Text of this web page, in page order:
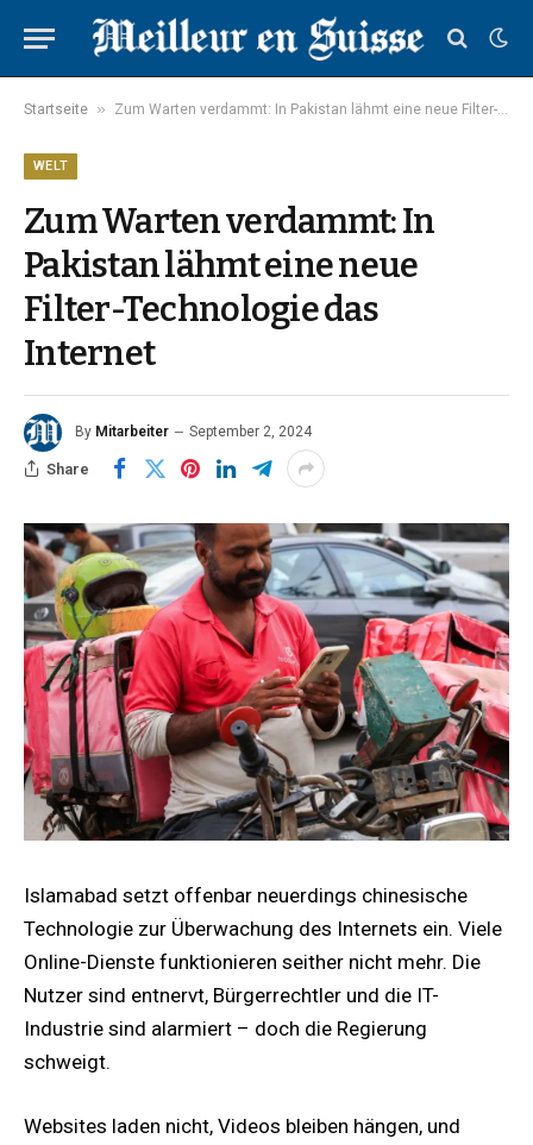
Startseite » Zum Warten verdammt: In Pakistan lähmt eine neue Filter-Technologie das Internet
WELT
Zum Warten verdammt: In
Pakistan lähmt eine neue
Filter-Technologie das
Internet
By Mitarbeiter September 2, 2024
Share
Islamabad setzt offenbar neuerdings chinesische
Technologie zur Überwachung des Internets ein. Viele
Online-Dienste funktionieren seither nicht mehr. Die
Nutzer sind entnervt, Bürgerrechtler und die IT-
Industrie sind alarmiert – doch die Regierung
schweigt.
Websites laden nicht, Videos bleiben hängen, und